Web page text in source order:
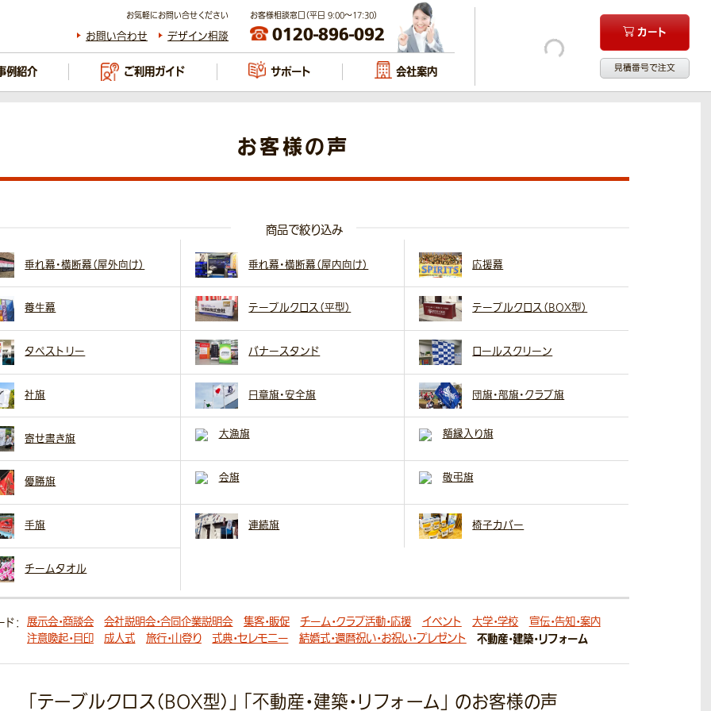
お気軽にお問い合せください
お問い合わせ デザイン相談
お客様相談窓口（平日 9:00～17:30）
0120-896-092 カート
見積番号で注文
例紹介 ご利用ガイド サポート 会社案内
お客様の声
商品で絞り込み
垂れ幕・横断幕（屋外向け） 垂れ幕・横断幕（屋内向け） 応援幕
養生幕 テーブルクロス（平型） テーブルクロス（BOX型）
タペストリー バナースタンド ロールスクリーン
社旗 日章旗・安全旗 団旗・部旗・クラブ旗
寄せ書き旗 大漁旗 額縁入り旗
優勝旗 会旗 敬弔旗
手旗 連続旗 椅子カバー
チームタオル
： 展示会・商談会 会社説明会・合同企業説明会 集客・販促 チーム・クラブ活動・応援 イベント 大学・学校
宣伝・告知・案内
注意喚起・目印
成人式 旅行・山登り 式典・セレモニー 結婚式・還暦祝い・お祝い・プレゼント 不動産・建築・リフォーム
「テーブルクロス（BOX型）」 「不動産・建築・リフォーム」 のお客様の声